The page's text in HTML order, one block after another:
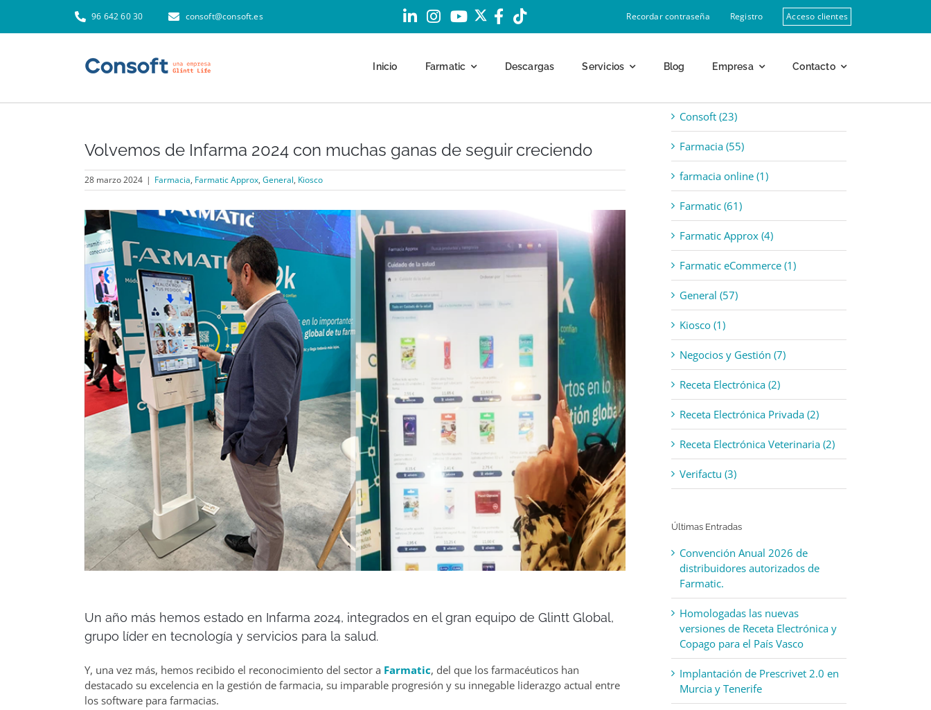
content
96 642 60 30 consoft@consoft.es Recordar contraseña Registro Acceso clientes
Inicio Farmatic Descargas Servicios Blog Empresa Contacto
Volvemos de Infarma 2024 con muchas ganas de seguir creciendo
28 marzo 2024 | Farmacia, Farmatic Approx, General, Kiosco
View
Larger
Image
Un año más hemos estado en Infarma 2024, integrados en el gran equipo de Glintt Global,
grupo líder en tecnología y servicios para la salud.
Y, una vez más, hemos recibido el reconocimiento del sector a Farmatic, del que los farmacéuticos han
destacado su excelencia en la gestión de farmacia, su imparable progresión y su innegable liderazgo actual entre
los software para farmacias.
Consoft (23)
Farmacia (55)
farmacia online (1)
Farmatic (61)
Farmatic Approx (4)
Farmatic eCommerce (1)
General (57)
Kiosco (1)
Negocios y Gestión (7)
Receta Electrónica (2)
Receta Electrónica Privada (2)
Receta Electrónica Veterinaria (2)
Verifactu (3)
Últimas Entradas
Convención Anual 2026 de
distribuidores autorizados de
Farmatic.
Homologadas las nuevas
versiones de Receta Electrónica y
Copago para el País Vasco
Implantación de Prescrivet 2.0 en
Murcia y Tenerife